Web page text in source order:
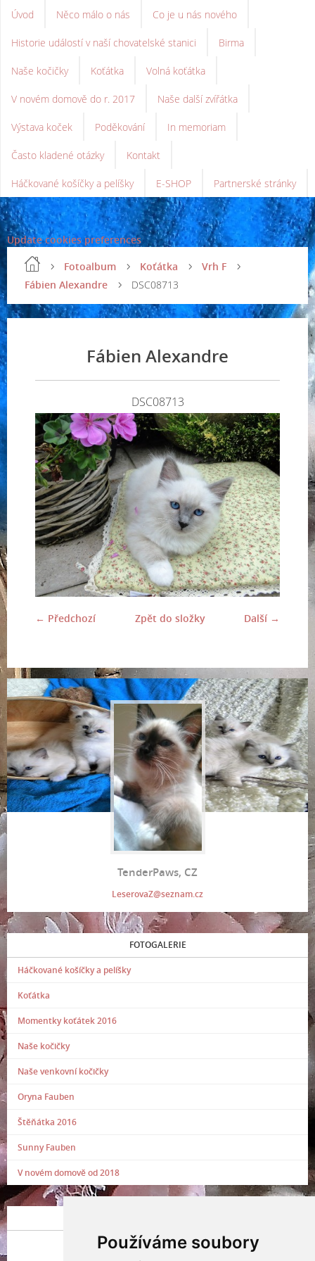
Používáme soubory
Úvod Něco málo o nás Co je u nás nového
Historie událostí v naší chovatelské stanici Birma
Naše kočičky Koťátka Volná koťátka
V novém domově do r. 2017 Naše další zvířátka
Výstava koček Poděkování In memoriam
Často kladené otázky Kontakt
Háčkované košíčky a pelíšky E-SHOP Partnerské stránky
Update cookies preferences
Fotoalbum
Koťátka
Vrh F
Fábien Alexandre
DSC08713
Fábien Alexandre
DSC08713
← Předchozí Další →
Zpět do složky
TenderPaws, CZ
LeserovaZ@seznam.cz
FOTOGALERIE
Háčkované košíčky a pelíšky
Koťátka
Momentky koťátek 2016
Naše kočičky
Naše venkovní kočičky
Oryna Fauben
Štěňátka 2016
Sunny Fauben
V novém domově od 2018